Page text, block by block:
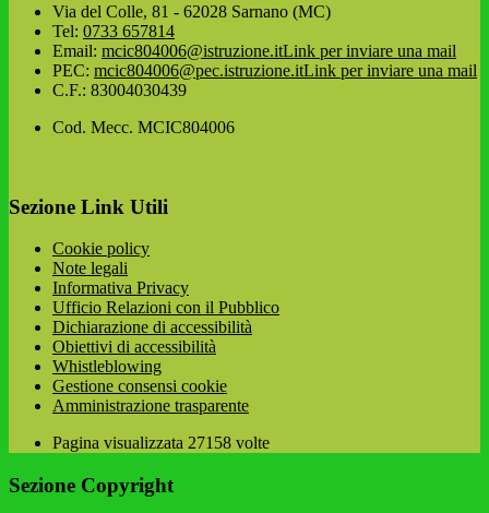
Via del Colle, 81 - 62028 Sarnano (MC)
Tel: 0733 657814
Email: mcic804006@istruzione.itLink per inviare una mail
PEC: mcic804006@pec.istruzione.itLink per inviare una mail
C.F.: 83004030439
Cod. Mecc. MCIC804006
Sezione Link Utili
Cookie policy
Note legali
Informativa Privacy
Ufficio Relazioni con il Pubblico
Dichiarazione di accessibilità
Obiettivi di accessibilità
Whistleblowing
Gestione consensi cookie
Amministrazione trasparente
Pagina visualizzata 27158 volte
Sezione Copyright